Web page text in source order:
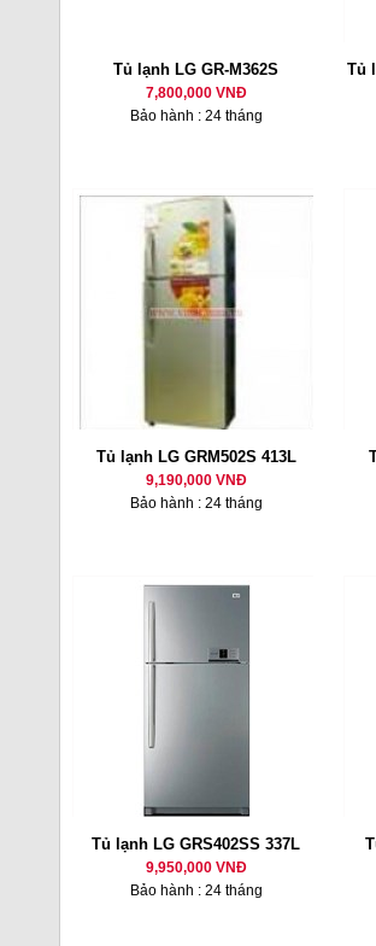
Tủ lạnh LG GR-M362S
7,800,000 VNĐ
Bảo hành : 24 tháng
Tủ
Tủ lạnh LG GRM502S 413L
9,190,000 VNĐ
Bảo hành : 24 tháng
Tủ lạnh LG GRS402SS 337L
9,950,000 VNĐ
Bảo hành : 24 tháng